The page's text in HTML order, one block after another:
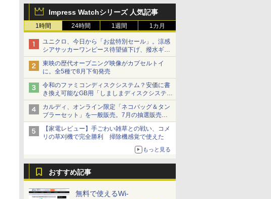
Impress Watchシリーズ 人気記事
1時間 24時間 1週間 1カ月
ユニクロ、今日から「お盆特別セール」。涼感
シアサッカーワンピース待望値下げ、撥水ギア
ショーツは1990円に
東映の歴代オープニング映像がカプセルトイ
に。全5種で8月下旬発売
令和のファミコンディスクシステム？安価に書
き換え可能なGB用「しましまディスクシステ
ム」
カルディ、オンライン限定「ネコバッグ＆タン
ブラーセット」を一般販売。7月の抽選販売の
当選無効分
【家電レビュー】手ごわい雑草との戦い、コメ
リの草刈機で完全勝利 掃除機感覚で使えた
もっと見る
おすすめ記事
無料で使えるWi-